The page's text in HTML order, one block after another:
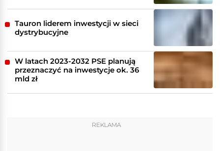
Tauron liderem inwestycji w sieci
dystrybucyjne
W latach 2023-2032 PSE planują
przeznaczyć na inwestycje ok. 36
mld zł
REKLAMA